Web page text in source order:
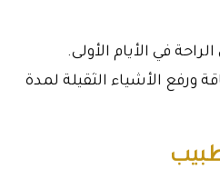
في الأيام الأولى.
ورفع الأشياء الثقيلة لمدة